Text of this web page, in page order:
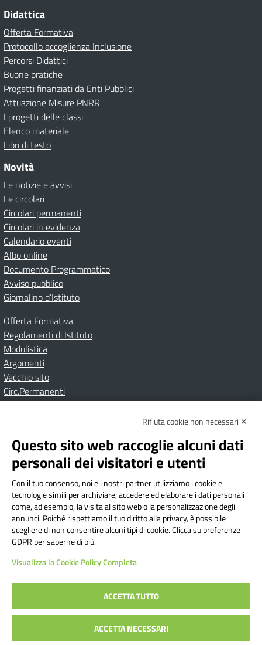
Didattica
Offerta Formativa
Protocollo accoglienza Inclusione
Percorsi Didattici
Buone pratiche
Progetti finanziati da Enti Pubblici
Attuazione Misure PNRR
I progetti delle classi
Elenco materiale
Libri di testo
Novità
Le notizie e avvisi
Le circolari
Circolari permanenti
Circolari in evidenza
Calendario eventi
Albo online
Documento Programmatico
Avviso pubblico
Giornalino d’Istituto
Offerta Formativa
Regolamenti di Istituto
Modulistica
Argomenti
Vecchio sito
Circ.Permanenti
Albo onlinePrivacy Policy
Dichiarazione di accessibilità
Note Legali
Istituto Comprensivo Bricherasio
Via Cesare Bollea n. 3 - 10064 Bricherasio (TO) | P.E.O.:
toic84200d@istruzione.it | P.E.C.:
toic84200d@pec.istruzione.it
Codice Fiscale: 94544620019 | Cod. Meccanografico:
TOIC84200D | Codice IPA: istsc_toic84200d | Codice
Univoco: UFYI9M
Sito web realizzato da AVVALE SPA|Concept & Design by
Designers Italia
Rifiuta cookie non necessari ✕
Questo sito web raccoglie alcuni dati
personali dei visitatori e utenti
Con il tuo consenso, noi e i nostri partner utilizziamo i cookie e
tecnologie simili per archiviare, accedere ed elaborare i dati personali
come, ad esempio, la visita al sito web o la personalizzazione degli
annunci. Poiché rispettiamo il tuo diritto alla privacy, è possibile
scegliere di non consentire alcuni tipi di cookie. Clicca su preferenze
GDPR per saperne di più.
Visualizza la Cookie Policy Completa
ACCETTA TUTTO
ACCETTA NECESSARI